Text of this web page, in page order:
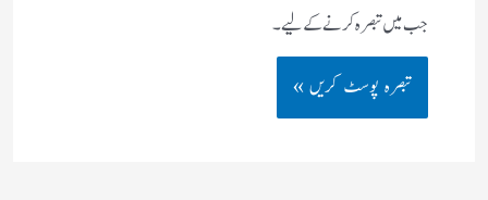
جب میں تبصرہ کرنے کےلیے۔